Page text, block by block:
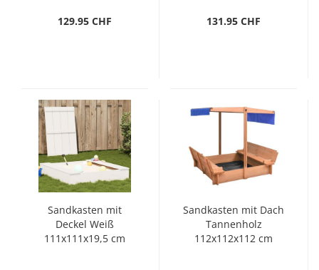
129.95 CHF
131.95 CHF
Sandkasten mit
Deckel Weiß
111x111x19,5 cm
Sandkasten mit Dach
Tannenholz
112x112x112 cm